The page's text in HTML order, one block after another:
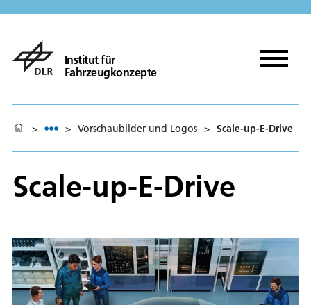
Institut für
Fahrzeugkonzepte
> > Vorschaubilder und Logos > Scale-up-E-Drive
Scale-up-E-Drive